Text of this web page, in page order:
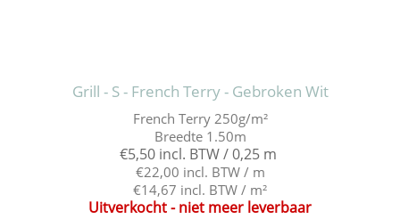
Grill - S - French Terry - Gebroken Wit
French Terry 250g/m²
Breedte 1.50m
€5,50 incl. BTW / 0,25 m
€22,00 incl. BTW / m
€14,67 incl. BTW / m²
Uitverkocht - niet meer leverbaar